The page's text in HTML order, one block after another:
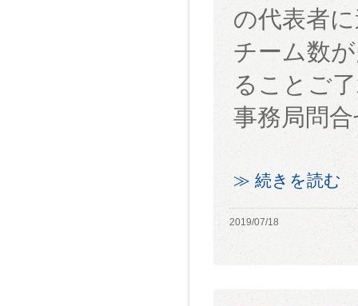
の代表者
チーム数
ることご
事務局問
≫ 続きを読む
2019/07/18